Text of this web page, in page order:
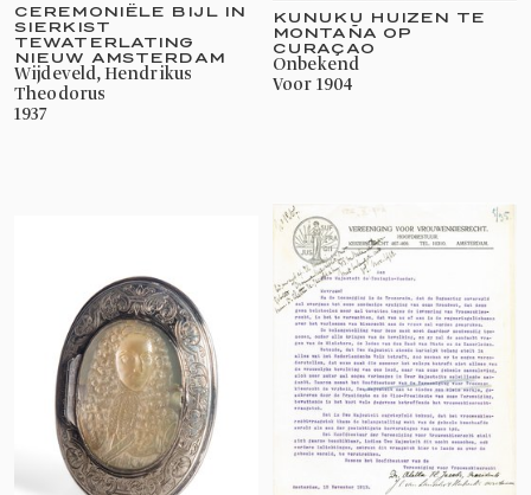
CEREMONIËLE BIJL IN
SIERKIST
TEWATERLATING
NIEUW AMSTERDAM
Wijdeveld, Hendrikus
Theodorus
1937
KUNUKU HUIZEN TE
MONTAÑA OP
CURAÇAO
onbekend
voor 1904